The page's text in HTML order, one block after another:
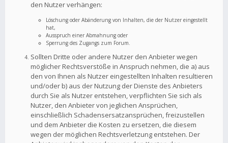
den Nutzer verhängen:
Löschung oder Abänderung von Inhalten, die der Nutzer eingestellt
hat,
Ausspruch einer Abmahnung oder
Sperrung des Zugangs zum Forum.
Sollten Dritte oder andere Nutzer den Anbieter wegen
möglicher Rechtsverstöße in Anspruch nehmen, die a) aus
den von Ihnen als Nutzer eingestellten Inhalten resultieren
und/oder b) aus der Nutzung der Dienste des Anbieters
durch Sie als Nutzer entstehen, verpflichten Sie sich als
Nutzer, den Anbieter von jeglichen Ansprüchen,
einschließlich Schadensersatzansprüchen, freizustellen
und dem Anbieter die Kosten zu ersetzen, die diesem
wegen der möglichen Rechtsverletzung entstehen. Der